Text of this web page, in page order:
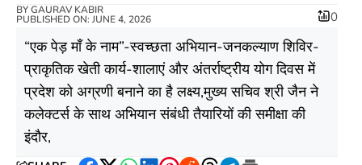
BYGAURAV KABIR
PUBLISHED ON: JUNE 4, 2026 0
“एक पेड़ माँ के नाम”-स्वच्छता अभियान-जनकल्याण शिविर-
प्राकृतिक खेती कार्य-शालाएं और अंतर्राष्ट्रीय योग दिवस में
प्रदेश को अग्रणी बनाने का है लक्ष्य,मुख्य सचिव श्री जैन ने
कलेक्टर्स के साथ अभियान संबंधी तैयारियों की समीक्षा की
इंदौर,